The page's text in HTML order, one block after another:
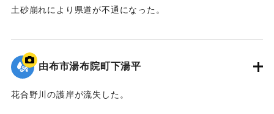
土砂崩れにより県道が不通になった。
2020/7/6｜固有コード:01215088
由布市湯布院町下湯平
花合野川の護岸が流失した。